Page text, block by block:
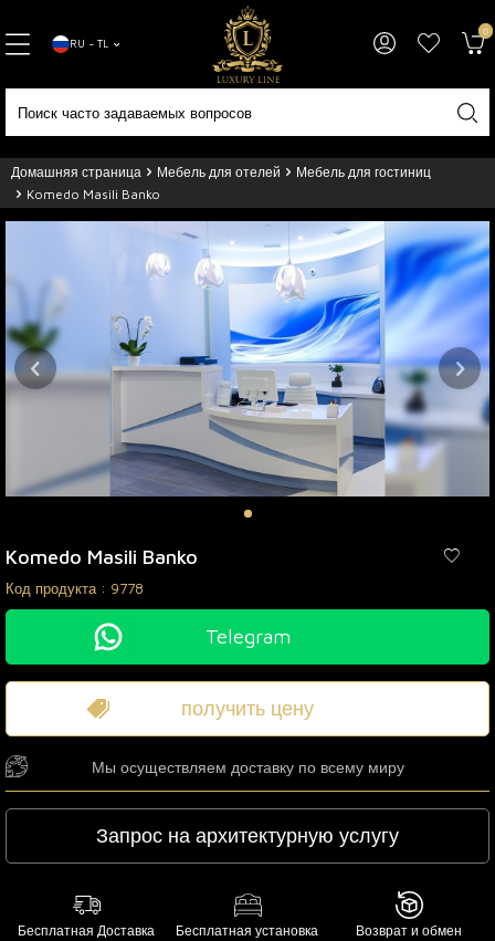
RU − TL
0
Домашняя страница Мебель для отелей
Мебель для гостиниц
Komedo Masili Banko
Komedo Masili Banko
Код продукта : 9778
Telegram
получить цену
Мы осуществляем доставку по всему миру
Запрос на архитектурную услугу
Бесплатная Доставка Бесплатная установка Возврат и обмен